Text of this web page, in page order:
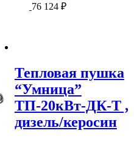
76 124 ₽
Тепловая пушка
“Умница”
ТП-20кВт-ДК-Т ,
дизель/керосин